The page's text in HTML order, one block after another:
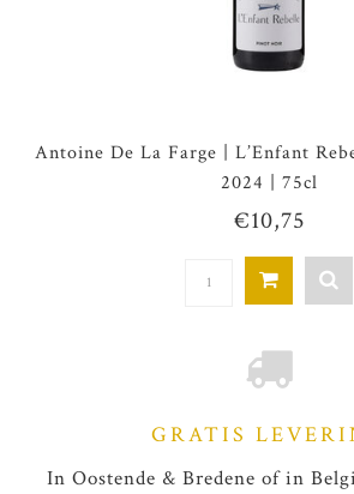
Antoine De La Farge | L’Enfant
2024 | 75cl
€10,75
GRATIS
In Oostende & Bredene of in